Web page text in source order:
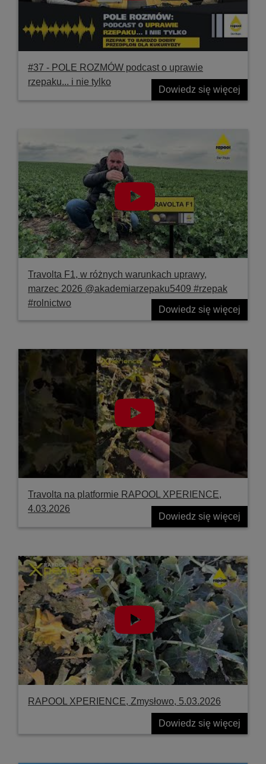
#37 ‐ POLE ROZMÓW podcast o uprawie
rzepaku... i nie tylko
Dowiedz się więcej
Travolta F1, w różnych warunkach uprawy,
marzec 2026 @akademiarzepaku5409 #rzepak
#rolnictwo
Dowiedz się więcej
Travolta na platformie RAPOOL XPERIENCE,
4.03.2026
Dowiedz się więcej
RAPOOL XPERIENCE, Zmysłowo, 5.03.2026
Dowiedz się więcej